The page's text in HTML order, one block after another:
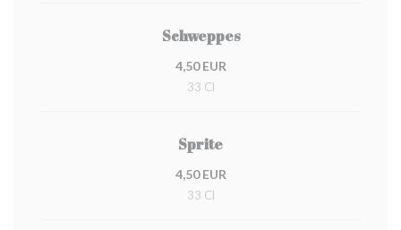
Schweppes
4,50 EUR
33 Cl
Sprite
4,50 EUR
33 Cl